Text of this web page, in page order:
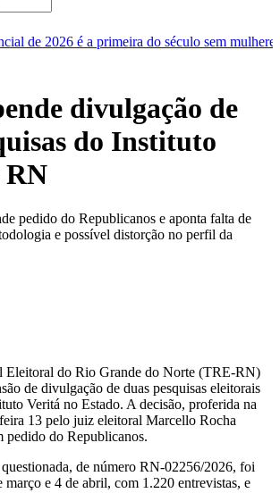
do século sem mulheres em chapas
divulgação de
do Instituto
RN
pedido do Republicanos e aponta falta de
e possível distorção no perfil da
Eleitoral do Rio Grande do Norte (TRE-RN)
de divulgação de duas pesquisas eleitorais
Veritá no Estado. A decisão, proferida na
13 pelo juiz eleitoral Marcello Rocha
pedido do Republicanos.
de número RN-02256/2026, foi
março e 4 de abril, com 1.220 entrevistas, e